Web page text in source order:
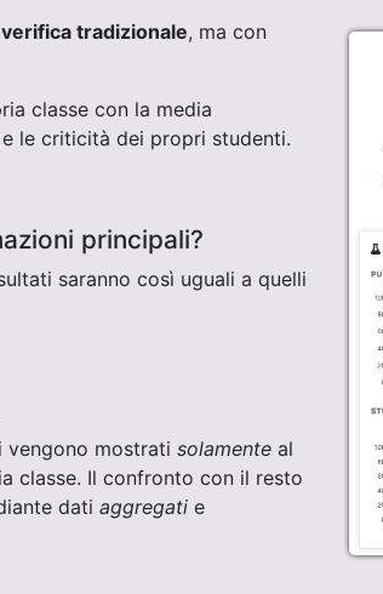
tradizionale, ma con
classe con la media
le criticità dei propri studenti.
principali?
saranno così uguali a quelli
vengono mostratisolamente al
classe. Il confronto con il resto
datiaggregati e